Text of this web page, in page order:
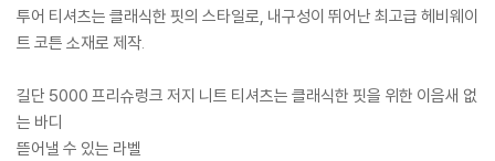
투어 티셔츠는 클래식한 핏의 스타일로, 내구성이 뛰어난 최고급 헤비웨이
트 코튼 소재로 제작.
길단 5000 프리슈렁크 저지 니트 티셔츠는 클래식한 핏을 위한 이음새 없
는 바디
뜯어낼 수 있는 라벨